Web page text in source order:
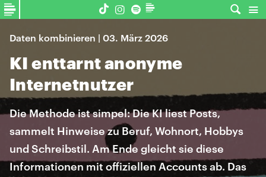
Daten kombinieren | 03. März 2026
KI enttarnt anonyme
Internetnutzer
Die Methode ist simpel: Die KI liest Posts,
sammelt Hinweise zu Beruf, Wohnort, Hobbys
und Schreibstil. Am Ende gleicht sie diese
Informationen mit offiziellen Accounts ab. Das